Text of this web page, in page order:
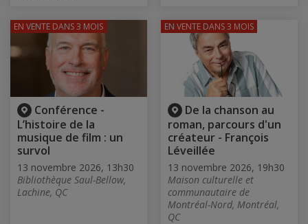
Conférence -
L’histoire de la
musique de film : un
survol
13 novembre 2026, 13h30
Bibliothèque Saul-Bellow,
Lachine, QC
EN VENTE DANS 3 MOIS
De la chanson au
roman, parcours d'un
créateur - François
Léveillée
13 novembre 2026, 19h30
Maison culturelle et
communautaire de
Montréal-Nord, Montréal,
QC
EN VENTE DANS 3 MOIS